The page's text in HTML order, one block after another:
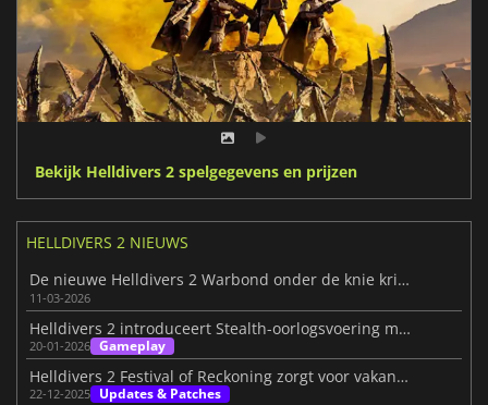
Bekijk Helldivers 2 spelgegevens en prijzen
HELLDIVERS 2 NIEUWS
De nieuwe Helldivers 2 Warbond onder de knie krijgen
11-03-2026
Helldivers 2 introduceert Stealth-oorlogsvoering met onbekend regiment
20-01-2026 Gameplay
Helldivers 2 Festival of Reckoning zorgt voor vakantiechaos
22-12-2025 Updates & Patches